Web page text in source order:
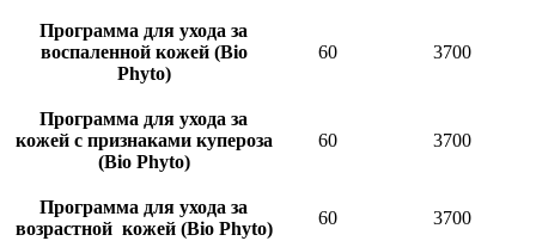
Программа для ухода за
воспаленной кожей (Bio
Phyto)
60 3700
Программа для ухода за
кожей с признаками купероза
(Bio Phyto)
60 3700
Программа для ухода за
возрастной кожей (Bio Phyto)
60 3700